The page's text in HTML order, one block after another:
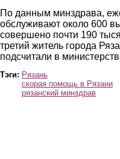
По данным минздрава,
обслуживают около 600
совершено почти 190
третий житель города
подсчитали в
Тэги: Рязань
скорая помощь в Рязани
рязанский минздрав